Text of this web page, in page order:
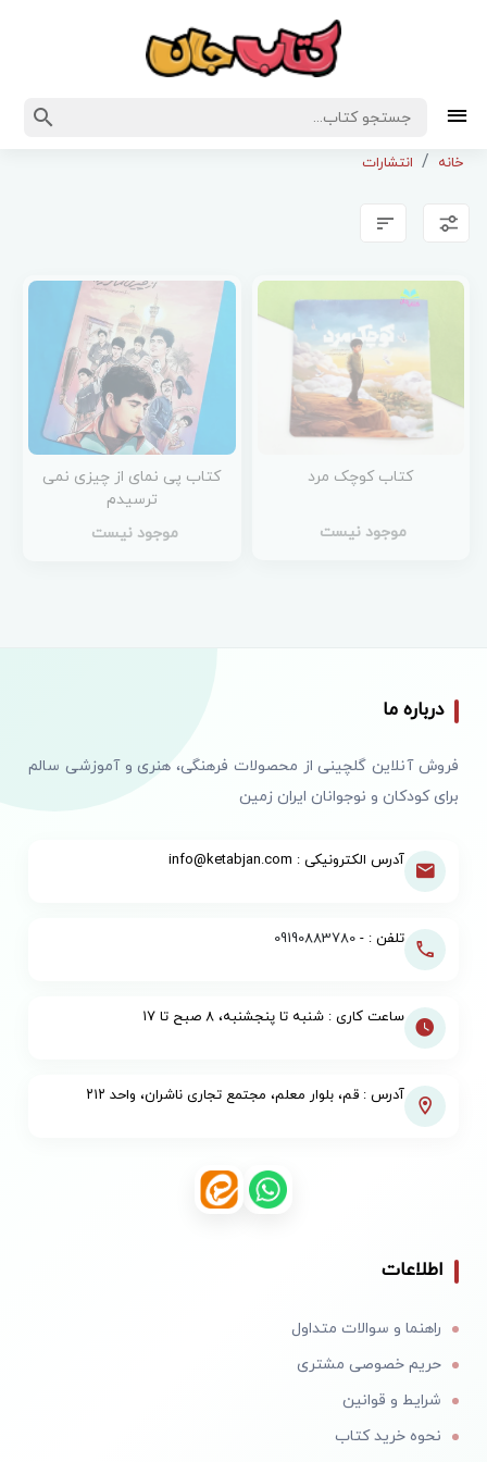
خانه انتشارات
کتاب کوچک مرد
موجود نیست
کتاب پی نمای از چیزی نمی
ترسیدم
موجود نیست
درباره ما
فروش آنلاین گلچینی از محصولات فرهنگی، هنری و آموزشی سالم
برای کودکان و نوجوانان ایران زمین
آدرس الکترونیکی : info@ketabjan.com
تلفن : -09190883780
ساعت کاری : شنبه تا پنجشنبه، ۸ صبح تا ۱۷
آدرس : قم، بلوار معلم، مجتمع تجاری ناشران، واحد ۲۱۲
اطلاعات
راهنما و سوالات متداول
حریم خصوصی مشتری
شرایط و قوانین
نحوه خرید کتاب